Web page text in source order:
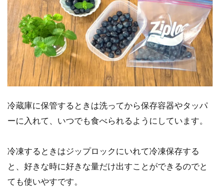
冷蔵庫に保管するときは洗ってから保存容器やタッパ
ーに入れて、いつでも食べられるようにしています。
冷凍するときはジップロックにいれて冷凍保存する
と、好きな時に好きな量だけ出すことができるのでと
ても使いやすです。